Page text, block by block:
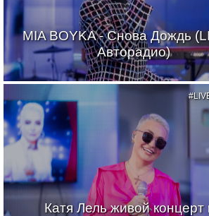
MIA BOYKA - Снова Дождь
Авторадио)
Катя Лель живой концерт